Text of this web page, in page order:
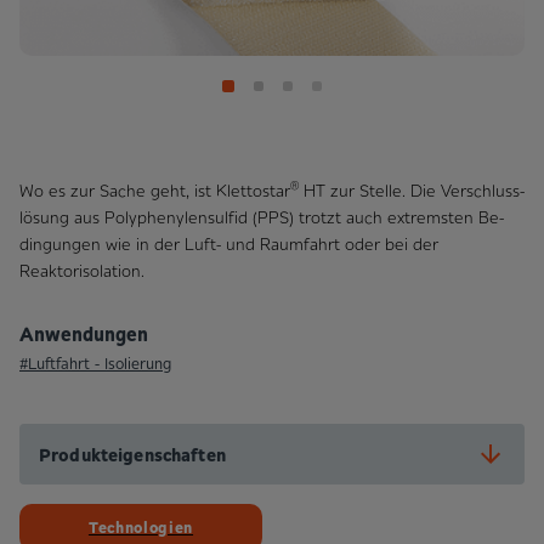
Wo es zur Sache geht, ist Klettostar® HT zur Stelle. Die Ver­schluss­
lösung aus Polyphenylensulfid (PPS) trotzt auch extrem­sten Be­
ding­ung­en wie in der Luft- und Raumfahrt oder bei der
Reaktorisolation.
Anwendungen
#Luftfahrt - Isolierung
Produkteigenschaften
Technologien